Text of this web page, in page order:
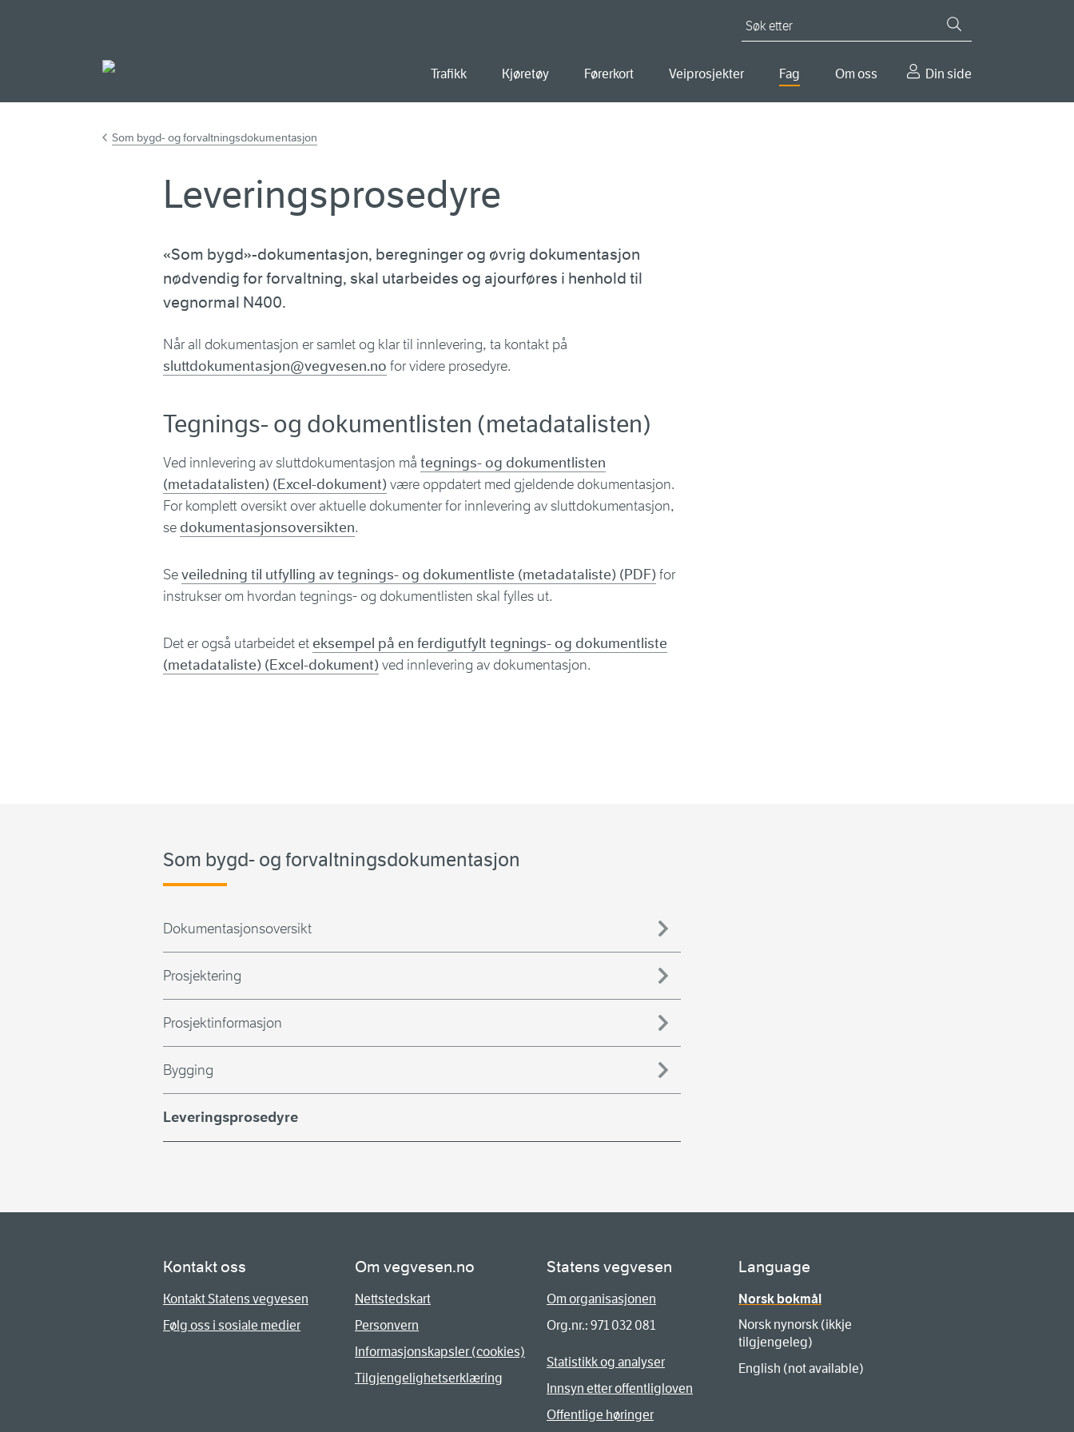
Trafikk Kjøretøy Førerkort Veiprosjekter Fag Om oss Din side
Som bygd- og forvaltningsdokumentasjon
Leveringsprosedyre
«Som bygd»-dokumentasjon, beregninger og øvrig dokumentasjon
nødvendig for forvaltning, skal utarbeides og ajourføres i henhold til
vegnormal N400.
Når all dokumentasjon er samlet og klar til innlevering, ta kontakt på
sluttdokumentasjon@vegvesen.no for videre prosedyre.
Tegnings- og dokumentlisten (metadatalisten)
Ved innlevering av sluttdokumentasjon må tegnings- og dokumentlisten
(metadatalisten) (Excel-dokument)være oppdatert med gjeldende dokumentasjon.
For komplett oversikt over aktuelle dokumenter for innlevering av sluttdokumentasjon,
se dokumentasjonsoversikten.
Seveiledning til utfylling av tegnings- og dokumentliste (metadataliste) (PDF)for
instrukser om hvordan tegnings- og dokumentlisten skal fylles ut.
Det er også utarbeidet et eksempel på en ferdigutfylt tegnings- og dokumentliste
(metadataliste) (Excel-dokument)ved innlevering av dokumentasjon.
Som bygd- og forvaltningsdokumentasjon
Dokumentasjonsoversikt
Prosjektering
Prosjektinformasjon
Bygging
Leveringsprosedyre
Kontakt oss
Kontakt Statens vegvesen
Følg oss i sosiale medier
Om vegvesen.no
Nettstedskart
Personvern
Informasjonskapsler (cookies)
Tilgjengelighetserklæring
Statens vegvesen
Om organisasjonen
Org.nr.: 971 032 081
Statistikk og analyser
Innsyn etter offentligloven
Offentlige høringer
Language
Norsk bokmål
Norsk nynorsk (ikkje
tilgjengeleg)
English (not available)